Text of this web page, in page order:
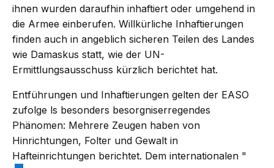
ihnen wurden daraufhin inhaftiert oder umgehend in
die Armee einberufen. Willkürliche Inhaftierungen
finden auch in angeblich sicheren Teilen des Landes
wie Damaskus statt, wie der UN-
Ermittlungsausschuss kürzlich berichtet hat.
Entführungen und Inhaftierungen gelten der EASO
zufolge ls besonders besorgniserregendes
Phänomen: Mehrere Zeugen haben von
Hinrichtungen, Folter und Gewalt in
Hafteinrichtungen berichtet. Dem internationalen "